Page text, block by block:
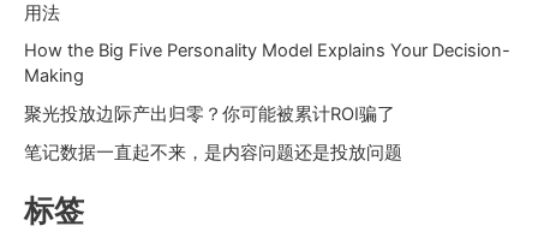
用法
How the Big Five Personality Model Explains Your Decision-
Making
聚光投放边际产出归零？你可能被累计ROI骗了
笔记数据一直起不来，是内容问题还是投放问题
标签